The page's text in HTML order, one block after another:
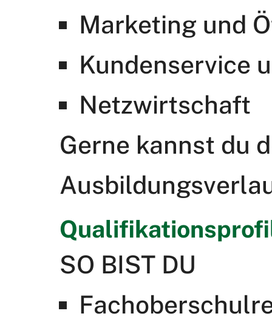
Marketing und
Kundenservice
Netzwirtschaft
Gerne kannst du
SO BIST DU